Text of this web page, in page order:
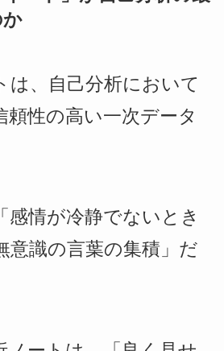
は、自己分析において
頼性の高い一次データ
感情が冷静でないとき
意識の言葉の集積」だ